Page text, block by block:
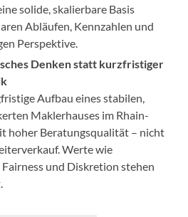
solide, skalierbare Basis
Abläufen, Kennzahlen und
Perspektive.
Denken statt kurzfristiger
Aufbau eines stabilen,
Maklerhauses im Rhain-
hoher Beratungsqualität – nicht
Werte wie
und Diskretion stehen